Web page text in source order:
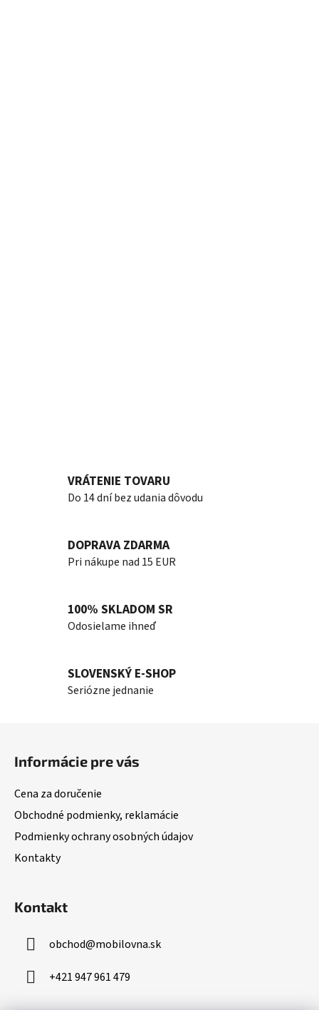
VRÁTENIE TOVARU
Do 14 dní bez udania dôvodu
DOPRAVA ZDARMA
Pri nákupe nad 15 EUR
100% SKLADOM SR
Odosielame ihneď
SLOVENSKÝ E-SHOP
Seriózne jednanie
Informácie pre vás
Cena za doručenie
Obchodné podmienky, reklamácie
Podmienky ochrany osobných údajov
Kontakty
Kontakt
obchod@mobilovna.sk
+421 947 961 479